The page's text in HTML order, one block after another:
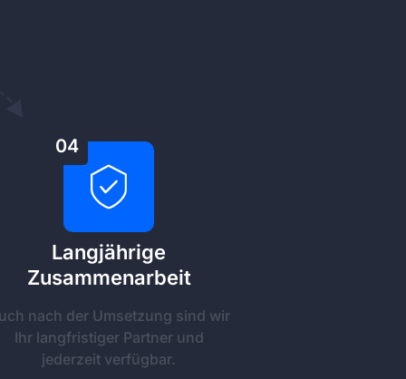
04
Langjährige
Zusammenarbeit
nach der Umsetzung sind wir
Ihr langfristiger Partner und
jederzeit verfügbar.